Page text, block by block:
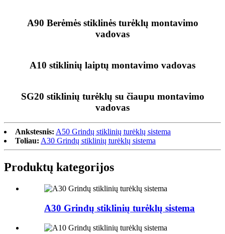
A90 Berėmės stiklinės turėklų montavimo
vadovas
A10 stiklinių laiptų montavimo vadovas
SG20 stiklinių turėklų su čiaupu montavimo
vadovas
Ankstesnis: A50 Grindų stiklinių turėklų sistema
Toliau: A30 Grindų stiklinių turėklų sistema
Produktų kategorijos
A30 Grindų stiklinių turėklų sistema